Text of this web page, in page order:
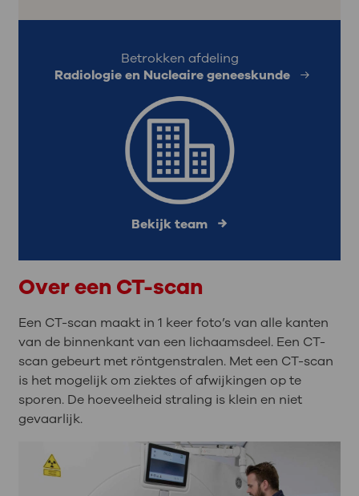
Betrokken afdeling
Radiologie en Nucleaire geneeskunde
Bekijk team
Over een CT-scan
Een CT-scan maakt in 1 keer foto’s van alle kanten
van de binnenkant van een lichaamsdeel. Een CT-
scan gebeurt met röntgenstralen. Met een CT-scan
is het mogelijk om ziektes of afwijkingen op te
sporen. De hoeveelheid straling is klein en niet
gevaarlijk.